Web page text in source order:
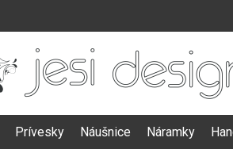
Prívesky Náušnice Náramky